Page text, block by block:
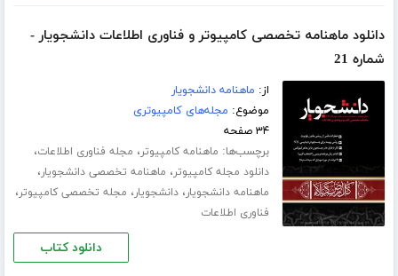
دانلود ماهنامه تخصصی کامپیوتر و فناوری اطلاعات دانشجویار -
شماره 21
از: ماهنامه دانشجویار
موضوع: مجله‌های کامپیوتری
۳۴ صفحه
برچسب‌ها: ماهنامه کامپیوتر، مجله فناوری اطلاعات،
دانلود مجله کامپیوتر، ماهنامه تخصصی دانشجویار،
ماهنامه دانشجویار،دانشجویار، مجله تخصصی کامپیوتر،
فناوری اطلاعات
دانلود کتاب